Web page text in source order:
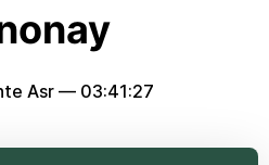
Asr — 03:41:27